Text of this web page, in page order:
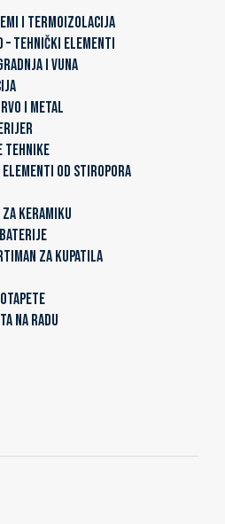
I TERMOIZOLACIJA
– TEHNIČKI ELEMENTI
I VUNA
I METAL
TEHNIKE
OD STIROPORA
KERAMIKU
ZA KUPATILA
NA RADU